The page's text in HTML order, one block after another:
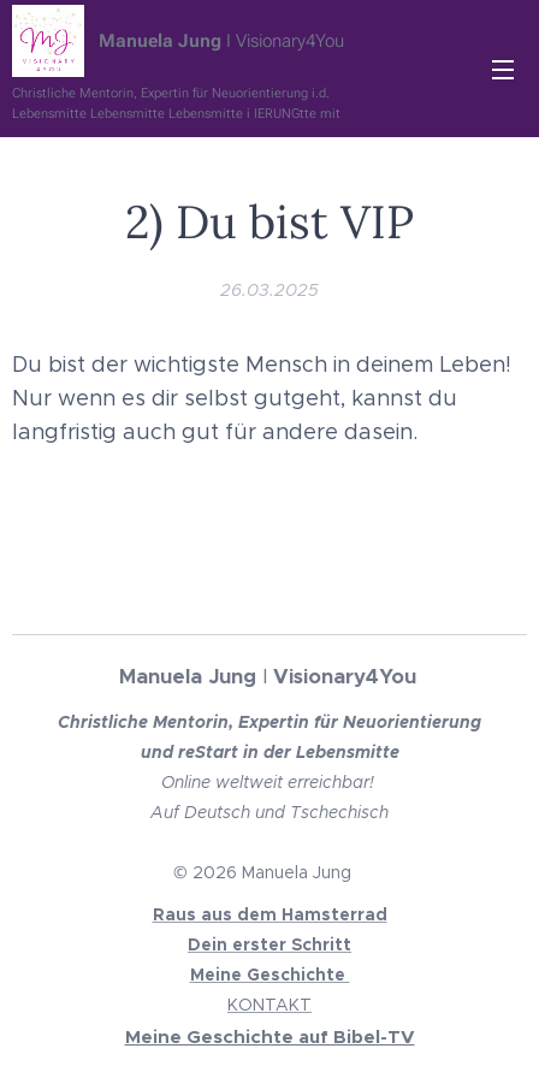
Manuela Jung I Visionary4You
Christliche Mentorin, Expertin für Neuorientierung i.d.
Lebensmitte Lebensmitte Lebensmitte i IERUNGtte mit
Spaß und ERFOLG
2) Du bist VIP
26.03.2025
Du bist der wichtigste Mensch in deinem Leben!
Nur wenn es dir selbst gutgeht, kannst du
langfristig auch gut für andere dasein.
Manuela Jung I Visionary4You
Christliche Mentorin, Expertin für Neuorientierung
und reStart in der Lebensmitte
Online weltweit erreichbar!
Auf Deutsch und Tschechisch
© 2026 Manuela Jung
Raus aus dem Hamsterrad
Dein erster Schritt
Meine Geschichte
KONTAKT
Meine Geschichte auf Bibel-TV